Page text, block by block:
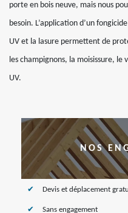
porte en bois neuve, mais nous
besoin. L’application d’un
UV et la lasure permettent de
les champignons, la moisissure, le
UV.
NOS
Devis et déplacement
Sans engagement